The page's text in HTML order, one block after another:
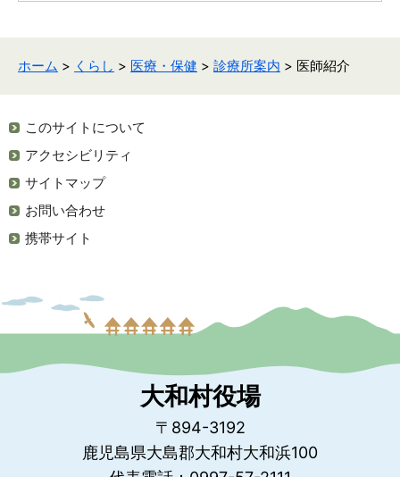
ホーム > くらし > 医療・保健 > 診療所案内 > 医師紹介
このサイトについて
アクセシビリティ
サイトマップ
お問い合わせ
携帯サイト
大和村役場
〒894-3192
鹿児島県大島郡大和村大和浜100